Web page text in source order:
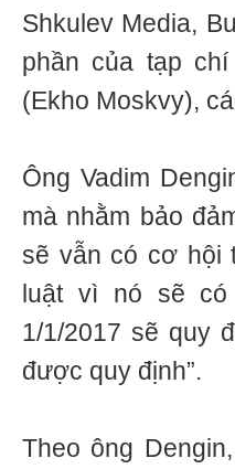
Shkulev Media,
phần của tạp
(Ekho Moskvy),
Ông Vadim
mà nhằm bảo
sẽ vẫn có cơ hội
luật vì nó sẽ có
1/1/2017 sẽ quy
được quy định”.
Theo ông